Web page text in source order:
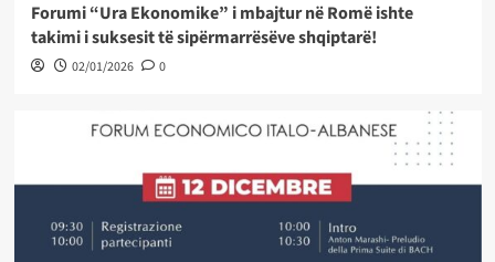
Forumi “Ura Ekonomike” i mbajtur në Romë ishte
takimi i suksesit të sipërmarrësëve shqiptarë!
02/01/2026 0